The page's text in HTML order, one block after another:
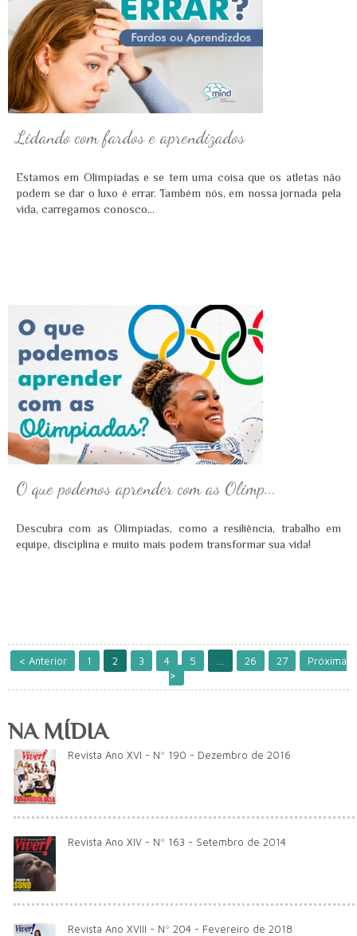
Lidando com fardos e aprendizados
Estamos em Olimpíadas e se tem uma coisa que os atletas não
podem se dar o luxo é errar. Também nós, em nossa jornada pela
vida, carregamos conosco...
O que podemos aprender com as Olimp...
Descubra com as Olimpíadas, como a resiliência, trabalho em
equipe, disciplina e muito mais podem transformar sua vida!
< Anterior 1 2 3 4 5 26 27
Próxima
>
NA MÍDIA
Revista Ano XVI - Nº 190 - Dezembro de 2016
Revista Ano XIV - Nº 163 - Setembro de 2014
Revista Ano XVIII - Nº 204 - Fevereiro de 2018